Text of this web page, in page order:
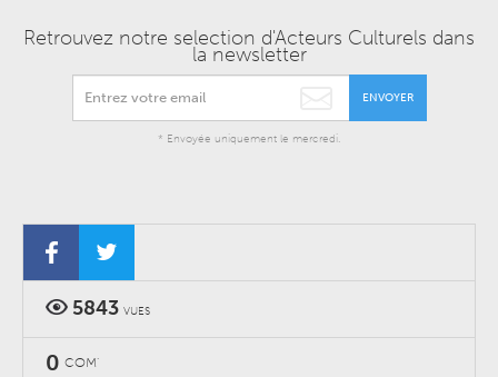
Retrouvez notre selection d'Acteurs Culturels dans
la newsletter
ENVOYER
* Envoyée uniquement le mercredi.
5843 VUES
0 COM'